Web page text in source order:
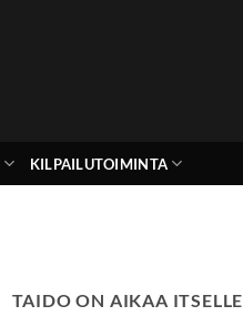
KILPAILUTOIMINTA
TAIDO ON AIKAA ITSELLE